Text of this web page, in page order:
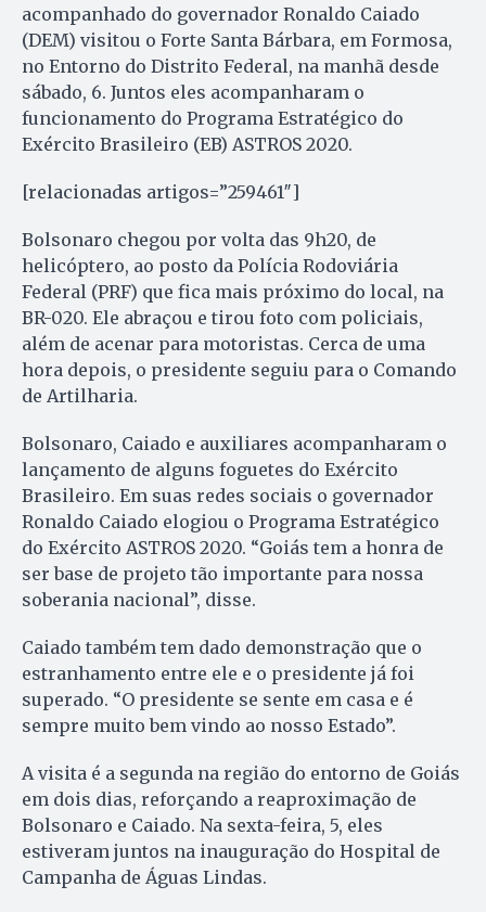
acompanhado do governador Ronaldo Caiado
(DEM) visitou o Forte Santa Bárbara, em Formosa,
no Entorno do Distrito Federal, na manhã desde
sábado, 6. Juntos eles acompanharam o
funcionamento do Programa Estratégico do
Exército Brasileiro (EB) ASTROS 2020.
[relacionadas artigos=”259461″]
Bolsonaro chegou por volta das 9h20, de
helicóptero, ao posto da Polícia Rodoviária
Federal (PRF) que fica mais próximo do local, na
BR-020. Ele abraçou e tirou foto com policiais,
além de acenar para motoristas. Cerca de uma
hora depois, o presidente seguiu para o Comando
de Artilharia.
Bolsonaro, Caiado e auxiliares acompanharam o
lançamento de alguns foguetes do Exército
Brasileiro. Em suas redes sociais o governador
Ronaldo Caiado elogiou o Programa Estratégico
do Exército ASTROS 2020. “Goiás tem a honra de
ser base de projeto tão importante para nossa
soberania nacional”, disse.
Caiado também tem dado demonstração que o
estranhamento entre ele e o presidente já foi
superado. “O presidente se sente em casa e é
sempre muito bem vindo ao nosso Estado”.
A visita é a segunda na região do entorno de Goiás
em dois dias, reforçando a reaproximação de
Bolsonaro e Caiado. Na sexta-feira, 5, eles
estiveram juntos na inauguração do Hospital de
Campanha de Águas Lindas.